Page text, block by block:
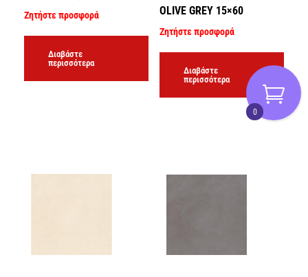
Ζητήστε προσφορά
Διαβάστε
περισσότερα
OLIVE GREY 15×60
Ζητήστε προσφορά
Διαβάστε
περισσότερα
0